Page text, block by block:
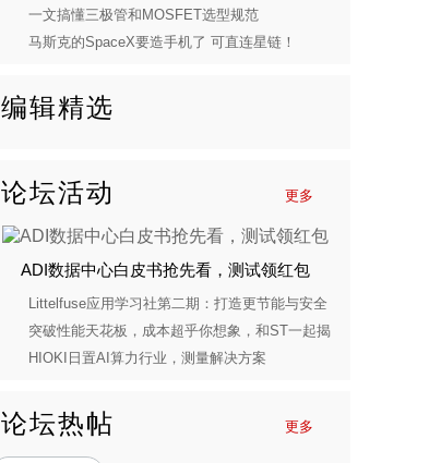
一文搞懂三极管和MOSFET选型规范
马斯克的SpaceX要造手机了 可直连星链！
编辑精选
更多
论坛活动
ADI数据中心白皮书抢先看，测试领红包
Littelfuse应用学习社第二期：打造更节能与安全
的消费电子电源解决方案
突破性能天花板，成本超乎你想象，和ST一起揭
开STM32C5的神秘面纱
HIOKI日置AI算力行业，测量解决方案
更多
论坛热帖